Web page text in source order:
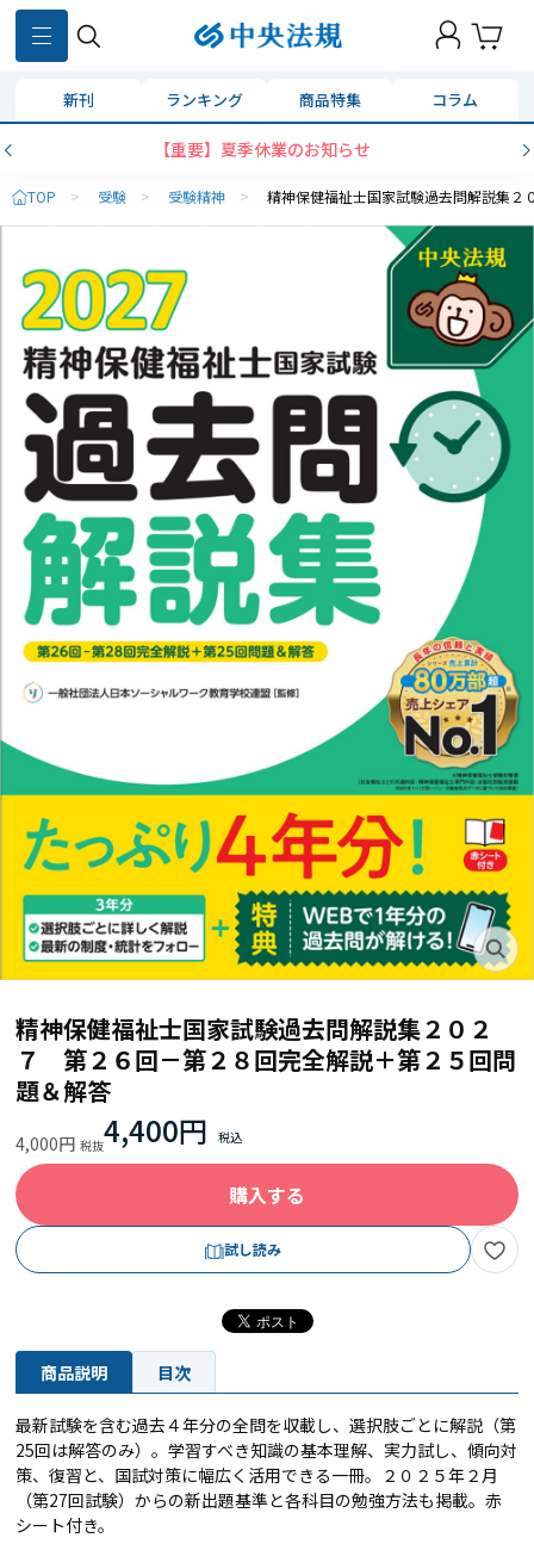
新刊 ランキング 商品特集 コラム
【重要】夏季休業のお知らせ
TOP > 受験 > 受験精神 > 精神保健福祉士国家試験過去問解説集
精神保健福祉士国家試験過去問解説集２０２
７ 第２６回－第２８回完全解説＋第２５回問
題＆解答
4,000円 4,400円
購入する
試し読み
商品説明 目次
最新試験を含む過去４年分の全問を収載し、選択肢ごとに解説（第
25回は解答のみ）。学習すべき知識の基本理解、実力試し、傾向対
策、復習と、国試対策に幅広く活用できる一冊。２０２５年２月
（第27回試験）からの新出題基準と各科目の勉強方法も掲載。赤
シート付き。